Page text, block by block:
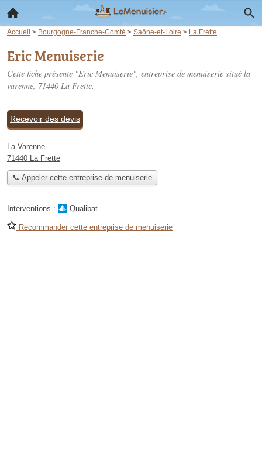
Accueil > Bourgogne-Franche-Comté > Saône-et-Loire > La Frette
Eric Menuiserie
Cette fiche présente "Eric Menuiserie", entreprise de menuiserie situé la
varenne, 71440 La Frette.
Recevoir des devis
La Varenne
71440 La Frette
📞 Appeler cette entreprise de menuiserie
Interventions : Qualibat
Recommander cette entreprise de menuiserie